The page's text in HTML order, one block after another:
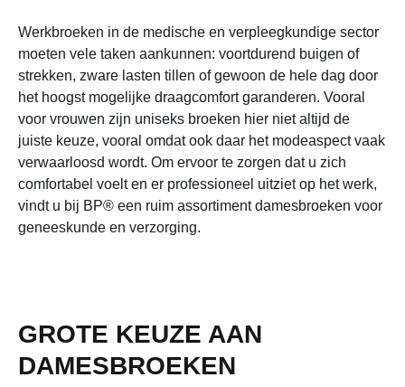
Werkbroeken in de medische en verpleegkundige sector
moeten vele taken aankunnen: voortdurend buigen of
strekken, zware lasten tillen of gewoon de hele dag door
het hoogst mogelijke draagcomfort garanderen. Vooral
voor vrouwen zijn uniseks broeken hier niet altijd de
juiste keuze, vooral omdat ook daar het modeaspect vaak
verwaarloosd wordt. Om ervoor te zorgen dat u zich
comfortabel voelt en er professioneel uitziet op het werk,
vindt u bij BP® een ruim assortiment damesbroeken voor
geneeskunde en verzorging.
GROTE KEUZE AAN
DAMESBROEKEN